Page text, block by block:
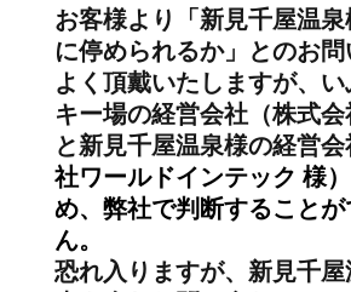
お客様より「新見千屋温
に停められるか」とのお
よく頂戴いたしますが、
キー場の経営会社（株式会
と新見千屋温泉様の経営
社ワールドインテック 様
め、弊社で判断すること
ん。
恐れ入りますが、新見千